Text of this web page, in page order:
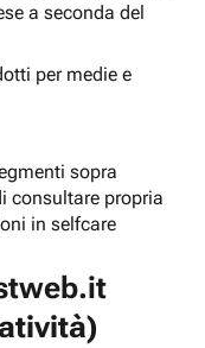
a seconda del
per medie e
sopra
consultare propria
in selfcare